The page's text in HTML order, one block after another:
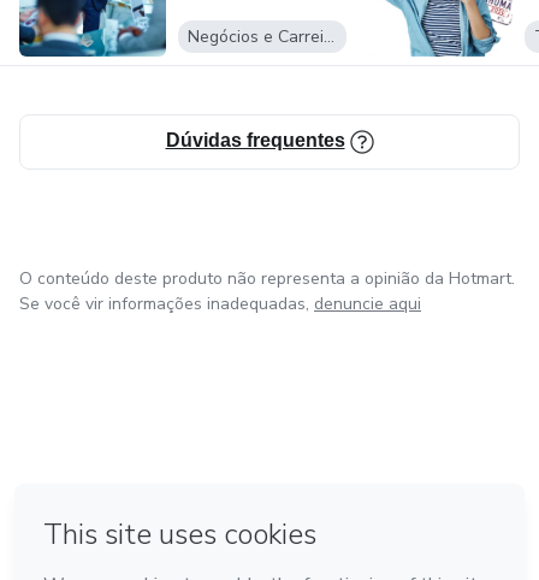
Negócios e Carreira
Dúvidas frequentes
O conteúdo deste produto não representa a opinião da Hotmart.
Se você vir informações inadequadas, denuncie aqui
Feito com ❤ em Bogotá